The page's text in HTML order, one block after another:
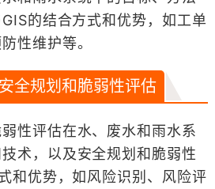
的结合方式和优势，如工单
性维护等。
全规划和脆弱性评估
性评估在水、废水和雨水系
术，以及安全规划和脆弱性
和优势，如风险识别、风险评